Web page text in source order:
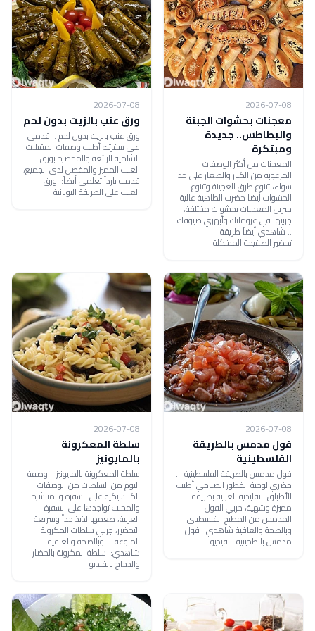
2026-07-08
معجنات بحشوات الجبنة
والبطاطس.. جديدة
ومبتكرة
المعجنات من أكثر الوصفات
المرغوبة من الكبار والصغار على حد
سواء، تتنوع طرق العجينة وتتنوع
الحشوات أيضا حضرت الطاهية عالية
جبرين المعجنات بحشوات مختلفة،
جربيها في عزوماتك وأبهري ضيوفك
.. شاهدي أيضاً طريقة
تحضير الصفيحة المشكلة
2026-07-08
ورق عنب بالزيت بدون لحم
ورق عنب بالزيت بدون لحم .. قدمي
على سفرتك أطيب وصفات المقبلات
الشامية الرائعة والمحضرة بورق
العنب المميز والمفضل لدى الجميع،
قدميه بارداً تعلمي أيضاً: ورق
العنب على الطريقة اليونانية
2026-07-08
فول مدمس بالطريقة
الفلسطينية
فول مدمس بالطريقة الفلسطينية ...
حضري لوجبة الفطور الصباحي أطيب
الأطباق التقليدية العربية بطريقة
مميزة وشهية، جربي الفول
المدمس من المطبخ الفلسطيني
وبالصحة والعافية شاهدي: فول
مدمس بالطحينية بالفيديو
2026-07-08
سلطة المعكرونة
بالمايونيز
سلطة المعكرونة بالمايونيز .. وصفة
اليوم من السلطات من الوصفات
الكلاسيكية على السفرة والمنتشرة
والمحبب تواجدها على السفرة
العربية، طعمها لذيذ جداً وسريعة
التحضير، جربي سلطات المكرونة
المنوعة ... وبالصحة والعافية
شاهدي: سلطة المكرونة بالخضار
والدجاج بالفيديو